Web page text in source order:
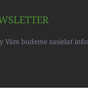
Vám budeme zasielať